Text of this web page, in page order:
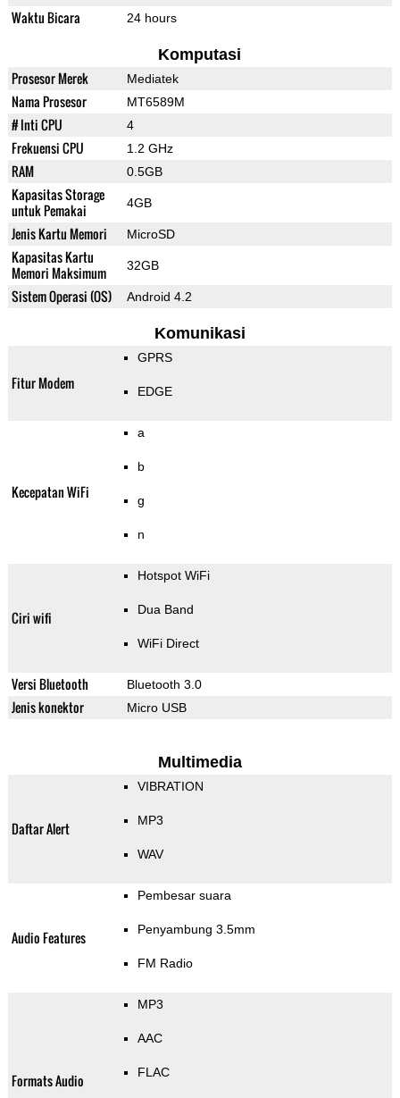
Waktu Bicara 24 hours
Komputasi
Prosesor Merek Mediatek
Nama Prosesor MT6589M
# Inti CPU 4
Frekuensi CPU 1.2 GHz
RAM 0.5GB
Kapasitas Storage
untuk Pemakai
4GB
Jenis Kartu Memori MicroSD
Kapasitas Kartu
Memori Maksimum
32GB
Sistem Operasi (OS) Android 4.2
Komunikasi
Fitur Modem
GPRS
EDGE
Kecepatan WiFi
a
b
g
n
Ciri wifi
Hotspot WiFi
Dua Band
WiFi Direct
Versi Bluetooth Bluetooth 3.0
Jenis konektor Micro USB
Multimedia
Daftar Alert
VIBRATION
MP3
WAV
Audio Features
Pembesar suara
Penyambung 3.5mm
FM Radio
Formats Audio
MP3
AAC
FLAC